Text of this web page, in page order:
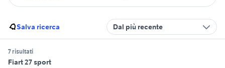
Salva ricerca Dal più recente
7 risultati
Fiart 27 sport